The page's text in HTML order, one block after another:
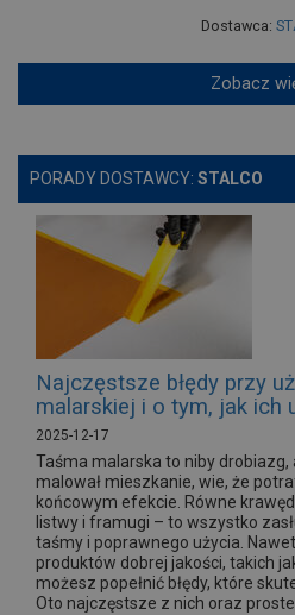
Dostawca:
Zobacz
PORADY DOSTAWCY: STALCO
Najczęstsze błędy przy
malarskiej i o tym, jak ich
2025-12-17
Taśma malarska to niby drobiazg,
malował mieszkanie, wie, że
końcowym efekcie. Równe
listwy i framugi – to wszystko
taśmy i poprawnego użycia.
produktów dobrej jakości, takich
możesz popełnić błędy, które
Oto najczęstsze z nich oraz proste